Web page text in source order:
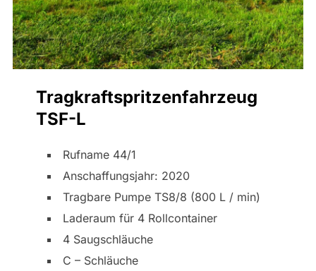
Tragkraftspritzenfahrzeug
TSF-L
Rufname 44/1
Anschaffungsjahr: 2020
Tragbare Pumpe TS8/8 (800 L / min)
Laderaum für 4 Rollcontainer
4 Saugschläuche
C – Schläuche